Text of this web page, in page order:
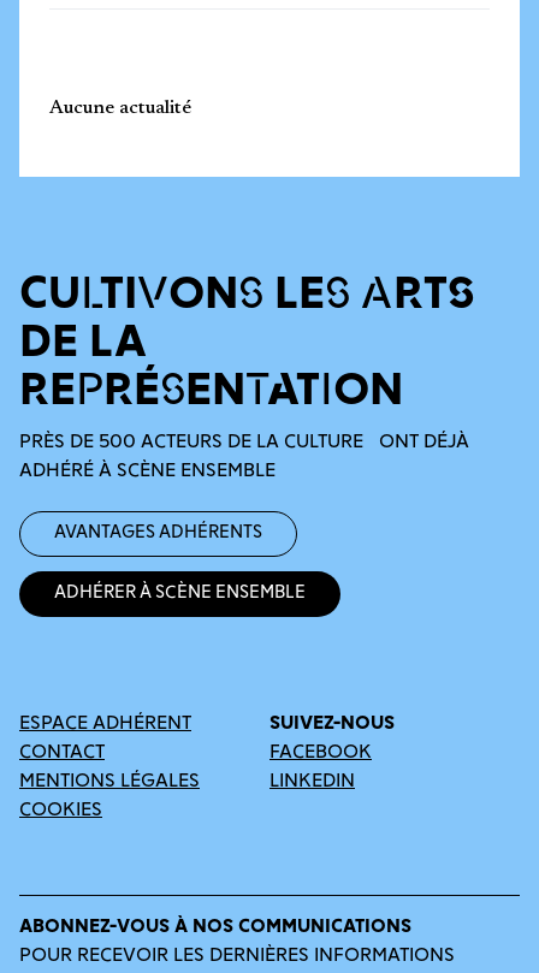
Aucune actualité
CULTIVONS LES ARTS
DE LA
REPRÉSENTATION
PRÈS DE 500 ACTEURS DE LA CULTURE ONT DÉJÀ
ADHÉRÉ À SCÈNE ENSEMBLE
Avantages adhérents
Adhérer à Scène Ensemble
ESPACE ADHÉRENT
CONTACT
MENTIONS LÉGALES
COOKIES
SUIVEZ-NOUS
FACEBOOK
LINKEDIN
ABONNEZ-VOUS À NOS COMMUNICATIONS
POUR RECEVOIR LES DERNIÈRES INFORMATIONS